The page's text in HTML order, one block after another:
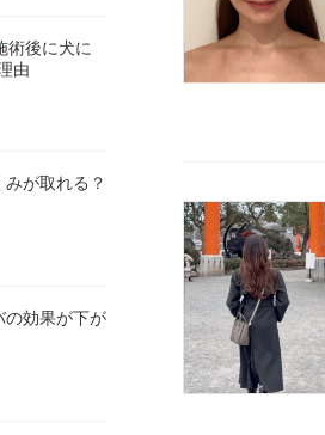
術後に犬に
由
が取れる？
の効果が下が